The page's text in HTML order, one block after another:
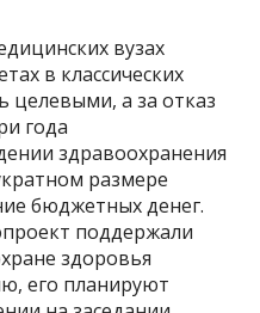
вузах
в классических
целевыми, а за отказ
года
здравоохранения
размере
бюджетных денег.
поддержали
здоровья
его планируют